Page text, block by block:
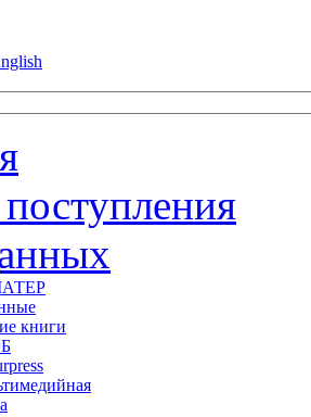
книги